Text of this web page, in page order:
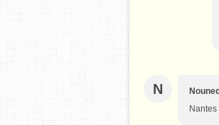
N